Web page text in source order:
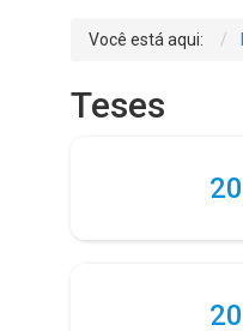
Você está aqui:
Teses